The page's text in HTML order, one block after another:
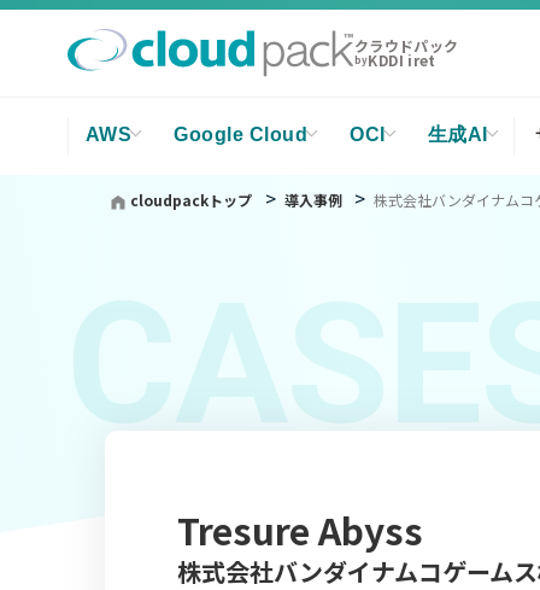
クラウドパック
byKDDI iret
AWS Google Cloud OCI 生成AI
cloudpackトップ 導入事例 株式会社バンダイナムコ
Tresure Abyss
株式会社バンダイナムコゲーム